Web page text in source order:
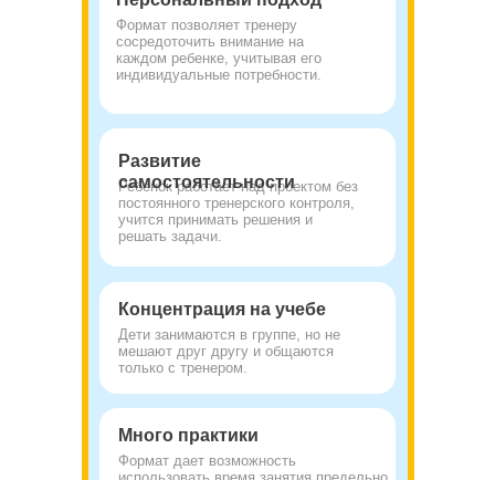
Формат дает возможность
Много практики
Дети занимаются в группе, но не
мешают друг другу и общаются
только с тренером.
Концентрация на учебе
Ребенок работает над проектом без
постоянного тренерского контроля,
учится принимать решения и
решать задачи.
Развитие
самостоятельности
Формат позволяет тренеру
сосредоточить внимание на
каждом ребенке, учитывая его
индивидуальные потребности.